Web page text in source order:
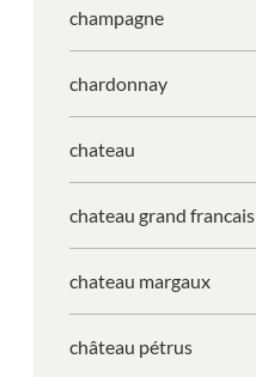
champagne
chardonnay
chateau
chateau grand francais
chateau margaux
château pétrus